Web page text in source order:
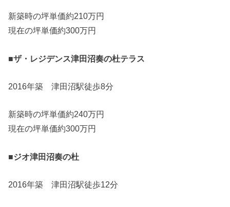
新築時の坪単価約210万円
現在の坪単価約300万円
■ザ・レジデンス津田沼奏の杜テラス
2016年築 津田沼駅徒歩8分
新築時の坪単価約240万円
現在の坪単価約300万円
■ジオ津田沼奏の杜
2016年築 津田沼駅徒歩12分